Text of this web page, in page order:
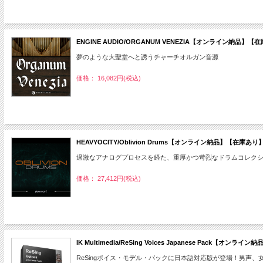
ENGINE AUDIO/ORGANUM VENEZIA【オンライン納品】【在
夢のような大聖堂へと誘うチャーチオルガン音源
価格： 16,082円(税込)
HEAVYOCITY/Oblivion Drums【オンライン納品】【在庫あり】
過激なアナログプロセスを経た、重厚かつ苛烈なドラムコレク
価格： 27,412円(税込)
IK Multimedia/ReSing Voices Japanese Pack【オンライン納品
ReSingボイス・モデル・パックに日本語対応版が登場！男声、